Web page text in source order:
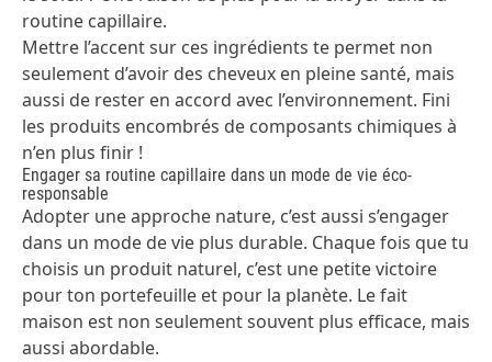
routine capillaire.
Mettre l’accent sur ces ingrédients te permet non
seulement d’avoir des cheveux en pleine santé, mais
aussi de rester en accord avec l’environnement. Fini
les produits encombrés de composants chimiques à
n’en plus finir !
Engager sa routine capillaire dans un mode de vie éco-
responsable
Adopter une approche nature, c’est aussi s’engager
dans un mode de vie plus durable. Chaque fois que tu
choisis un produit naturel, c’est une petite victoire
pour ton portefeuille et pour la planète. Le fait
maison est non seulement souvent plus efficace, mais
aussi abordable.